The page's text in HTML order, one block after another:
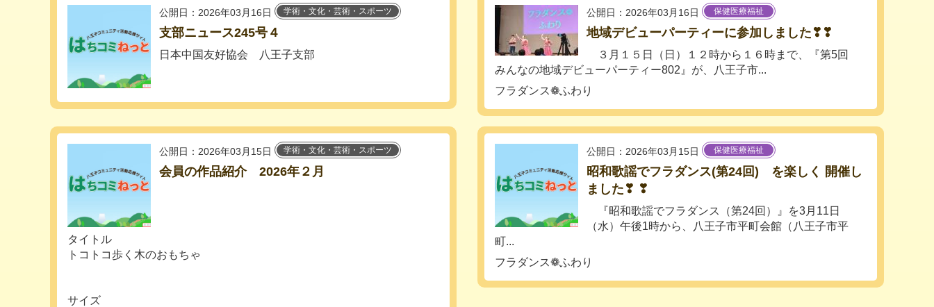
公開日：2026年03月16日 学術・文化・芸術・スポーツ
支部ニュース245号４
日本中国友好協会 八王子支部
公開日：2026年03月16日 保健医療福祉
地域デビューパーティーに参加しました❣❣
３月１５日（日）１２時から１６時まで、『第5回
みんなの地域デビューパーティー802』が、八王子市...
フラダンス❁ふわり
公開日：2026年03月15日 学術・文化・芸術・スポーツ
会員の作品紹介 2026年２月
タイトル
トコトコ歩く木のおもちゃ
サイズ
公開日：2026年03月15日 保健医療福祉
昭和歌謡でフラダンス(第24回) を楽しく 開催し
ました❣ ❣
『昭和歌謡でフラダンス（第24回）』を3月11日
（水）午後1時から、八王子市平町会館（八王子市平
町...
フラダンス❁ふわり